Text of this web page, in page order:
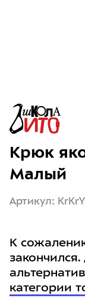
Крюк
Малый
Артикул:
К
категории